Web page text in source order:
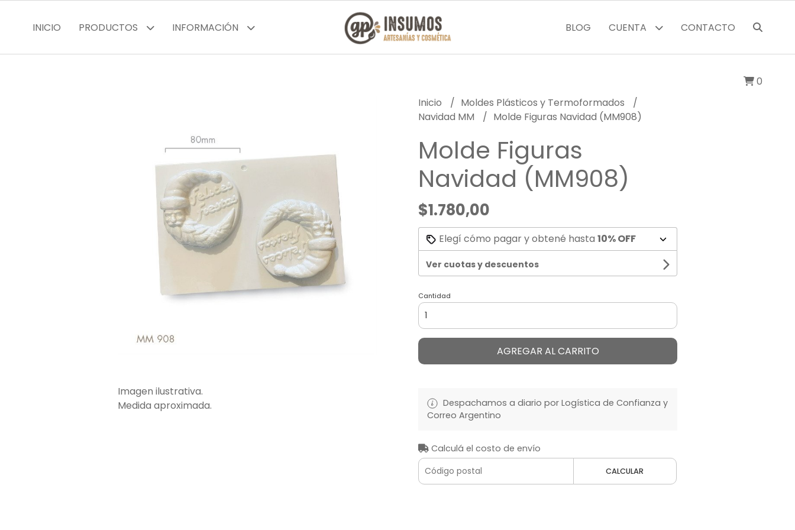
INICIO PRODUCTOS INFORMACIÓN BLOG CUENTA CONTACTO
0
Imagen ilustrativa.
Medida aproximada.
Inicio
Moldes Plásticos y Termoformados
Navidad MM
Molde Figuras Navidad (MM908)
Molde Figuras
Navidad (MM908)
$1.780,00
Elegí cómo pagar y obtené hasta 10% OFF
Ver cuotas y descuentos
Cantidad
AGREGAR AL CARRITO
Despachamos a diario por Logística de Confianza y
Correo Argentino
Calculá el costo de envío
CALCULAR